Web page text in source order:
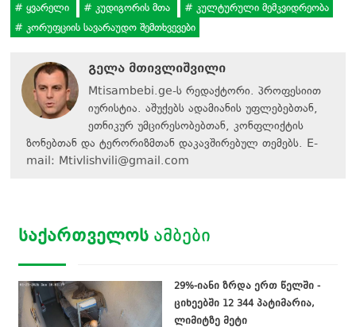
ყვარელი კუდიგორის მთა
კულტურული მემკვიდრეობა
კორუფციის სავარაუდო შემთხვევები
გელა მთივლიშვილი
Mtisambebi.ge-ს რედაქტორი. პროფესიით
იურისტია. აშუქებს ადამიანის უფლებებთან,
ეთნიკურ უმცირესობებთან, კონფლიქტის
ზონებთან და ტერორიზმთან დაკავშირებულ თემებს. E-
mail: Mtivlishvili@gmail.com
ᲡᲐᲥᲐᲠᲗᲕᲔᲚᲝᲡ ᲐᲛᲑᲔᲑᲘ
29%-იანი ზრდა ერთ წელში -
ციხეებში 12 344 პატიმარია,
ლიმიტზე მეტი